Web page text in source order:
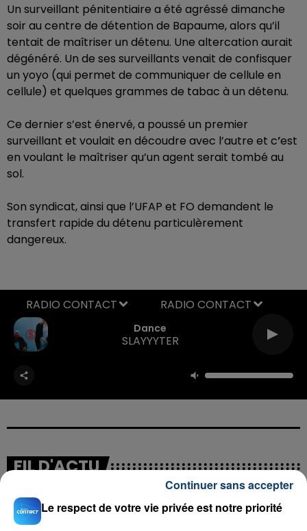
Un surveillant pénitentiaire a été agréssé dimanche
soir au centre de détention de Bapaume, alors qu’il
tentait de maîtriser un détenu. Une altercation aurait
dégénéré. Un de ses surveillants venait de confisquer
un yoyo (qui permet de communiquer de cellule en
cellule) et quelques grammes de tabac à un détenu.
Ce dernier s’est énervé, a poussé un premier
surveillant et voulait en découdre avec l’autre et c’est
en voulant le maîtriser qu’un agent serait tombé au
sol.
Son syndicat, ainsi que l’UFAP et FO demandent le
transfert rapide du détenu particulèrement
dangereux.
Dance
SLAYYYTER
RADIO CONTACT
FIL D'ACTU
Le respect de votre vie privée est notre priorité
Continuer sans accepter